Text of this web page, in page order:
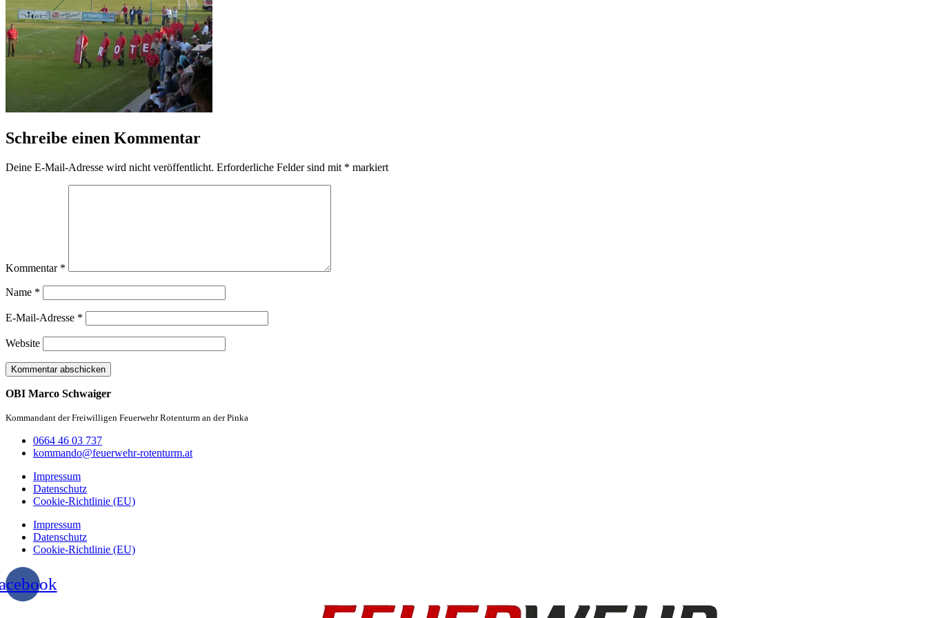
Schreibe einen Kommentar
Deine E-Mail-Adresse wird nicht veröffentlicht. Erforderliche Felder sind mit * markiert
Kommentar *
Name *
E-Mail-Adresse *
Website
OBI Marco Schwaiger
Kommandant der Freiwilligen Feuerwehr Rotenturm an der Pinka
0664 46 03 737
kommando@feuerwehr-rotenturm.at
Impressum
Datenschutz
Cookie-Richtlinie (EU)
Impressum
Datenschutz
Cookie-Richtlinie (EU)